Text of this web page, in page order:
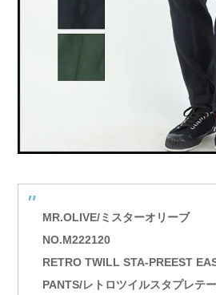
MR.OLIVE/ミスターオリーブ
NO.M222120
RETRO TWILL STA-PREEST
PANTS/レトロツイルスタプレテ